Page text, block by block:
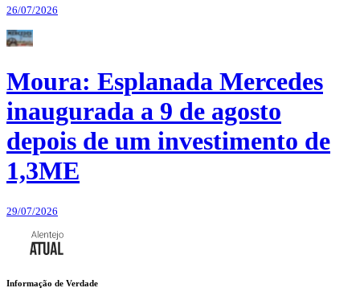
26/07/2026
Moura: Esplanada Mercedes
inaugurada a 9 de agosto
depois de um investimento de
1,3ME
29/07/2026
Informação de Verdade